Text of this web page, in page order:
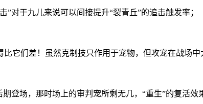
对于九儿来说可以间接提升“裂青丘”的追击触发率；
它们差！虽然克制技只作用于宠物，但攻宠在战场
登场，那时场上的审判宠所剩无几，“重生”的复活效